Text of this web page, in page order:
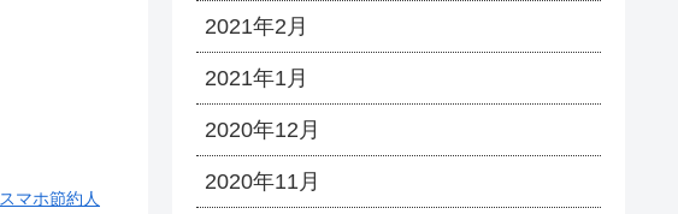
スマホ節約人
2021年2月
2021年1月
2020年12月
2020年11月